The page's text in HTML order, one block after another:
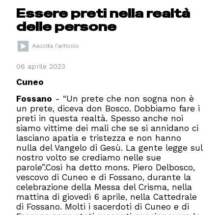
Essere preti nella realtà
delle persone
06 aprile 2023
Cuneo
Fossano - “Un prete che non sogna non è
un prete, diceva don Bosco. Dobbiamo fare i
preti in questa realtà. Spesso anche noi
siamo vittime dei mali che se si annidano ci
lasciano apatia e tristezza e non hanno
nulla del Vangelo di Gesù. La gente legge sul
nostro volto se crediamo nelle sue
parole”.Così ha detto mons. Piero Delbosco,
vescovo di Cuneo e di Fossano, durante la
celebrazione della Messa del Crisma, nella
mattina di giovedì 6 aprile, nella Cattedrale
di Fossano. Molti i sacerdoti di Cuneo e di